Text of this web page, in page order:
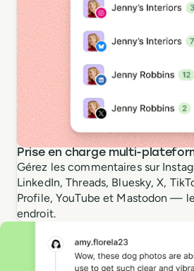
Prise en charge multi-
Gérez les commentaires sur
LinkedIn, Threads, Bluesky, X,
Profile, YouTube et Mastodon —
endroit.